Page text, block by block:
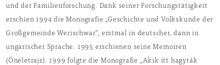
und der Familienforschung. Dank seiner Forschungstätigkeit
erschien 1994 die Monografie „Geschichte und Volkskunde der
Großgemeinde Werischwar”, erstmal in deutscher, dann in
ungarischer Sprache. 1995 erschienen seine Memoiren
(Önéletrajz). 1999 folgte die Monografie „Akik itt hagyták